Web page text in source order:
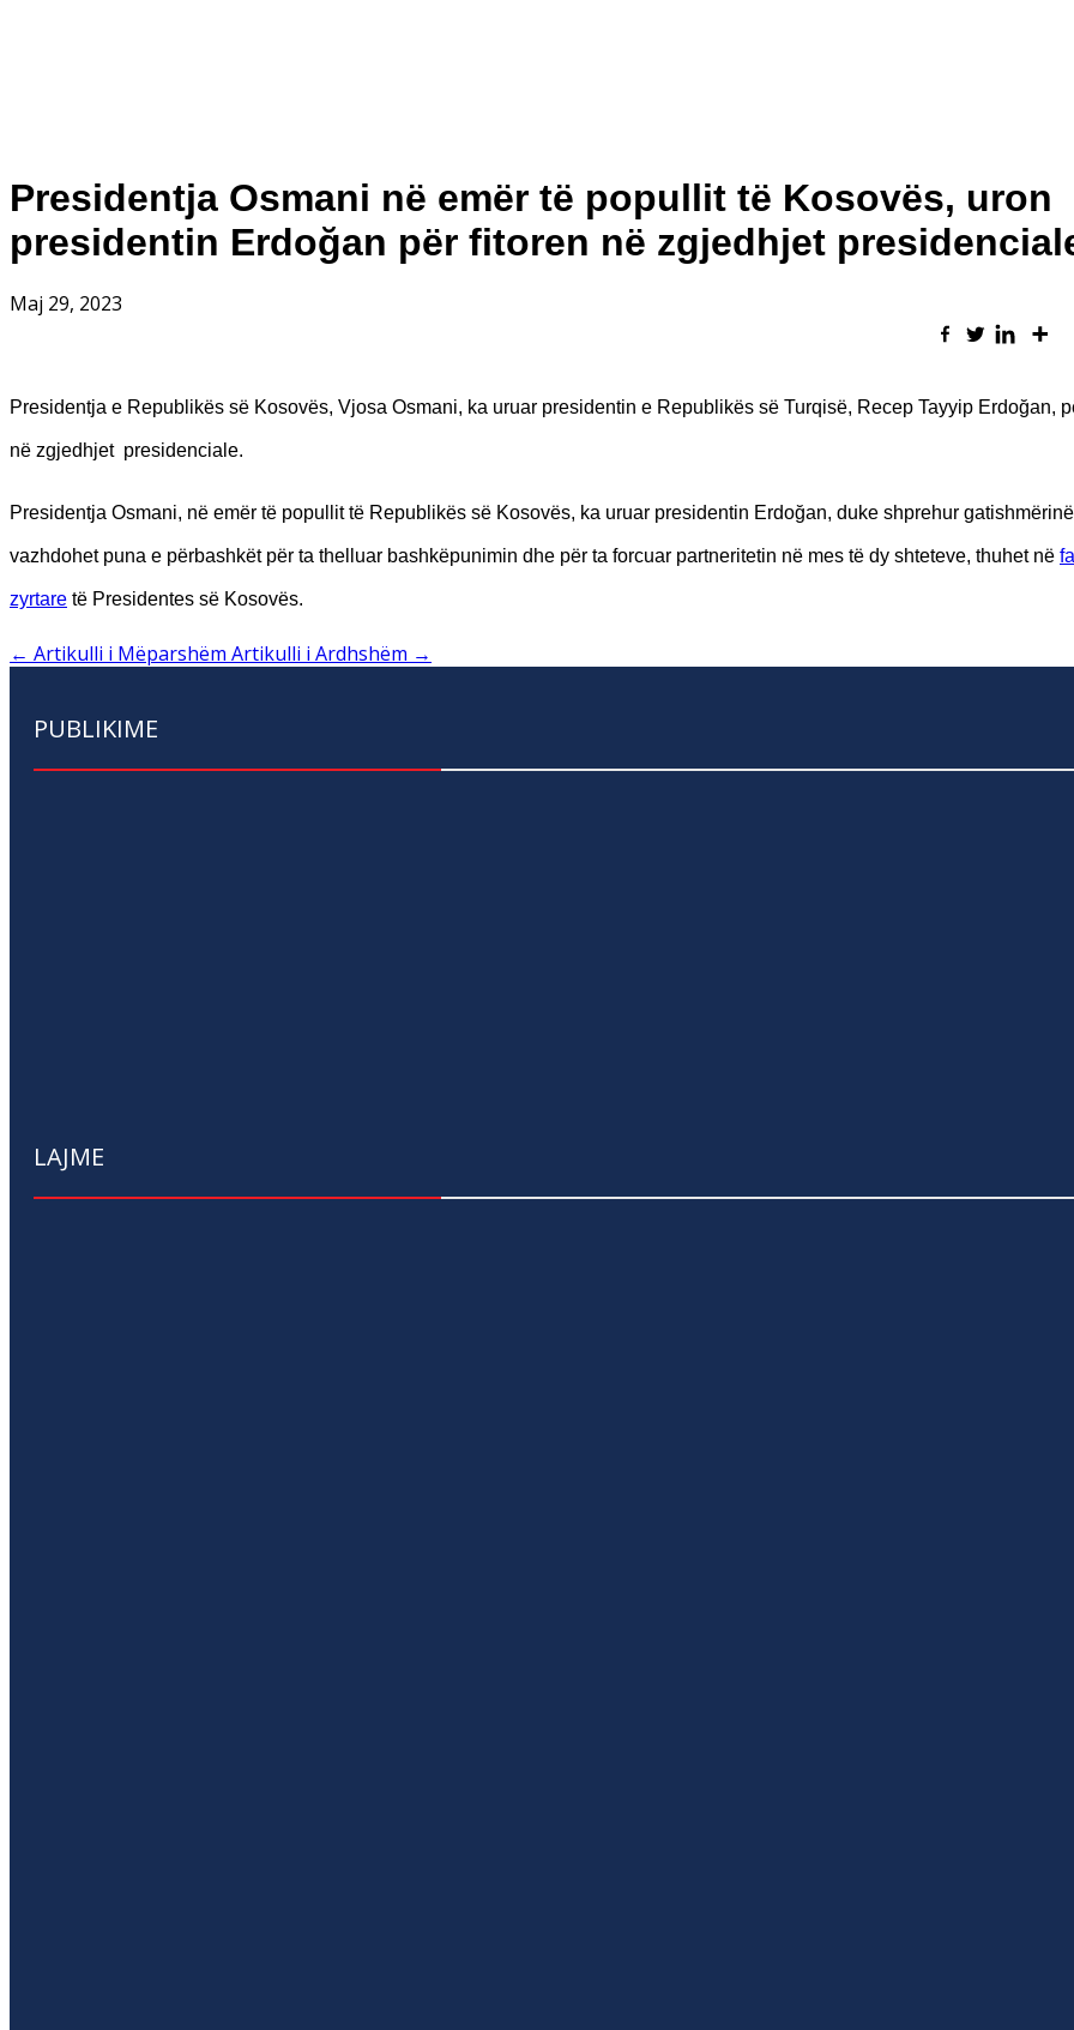
Presidentja Osmani në emër të popullit të Kosovës, uron
presidentin Erdoğan për fitoren në zgjedhjet
Maj 29, 2023
Presidentja e Republikës së Kosovës, Vjosa Osmani, ka uruar presidentin e Republikës së Turqisë, Recep Tayyip Erdoğan,
në zgjedhjet presidenciale.
Presidentja Osmani, në emër të popullit të Republikës së Kosovës, ka uruar presidentin Erdoğan, duke shprehur
vazhdohet puna e përbashkët për ta thelluar bashkëpunimin dhe për ta forcuar partneritetin në mes të dy shteteve, thuhet në
zyrtare të Presidentes së Kosovës.
← Artikulli i Mëparshëm Artikulli i Ardhshëm →
PUBLIKIME
LAJME